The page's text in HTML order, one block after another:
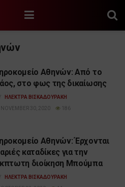
Αθηνών: Από το
στο φως της δικαίωσης
ΗΛΕΚΤΡΑ ΒΙΣΚΑΔΟΥΡΑΚΗ
NOVEMBER 30, 2020
186
Αθηνών: Έρχονται
καταδίκες για την
διοίκηση Μπούμπα
ΗΛΕΚΤΡΑ ΒΙΣΚΑΔΟΥΡΑΚΗ